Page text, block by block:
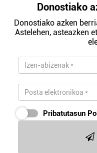
Donostiako
Donostiako azken
Astelehen, asteazken
Pribatutasun